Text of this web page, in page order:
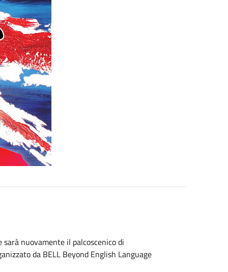
nuovamente il palcoscenico di
da BELL Beyond English Language